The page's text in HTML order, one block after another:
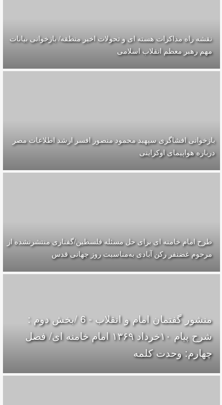
نقشه راه مذاکرات هسته ای و تحولات اخیر منطقه/ بازخوانی بیانات
مهم رهبر معظم انقلاب اسلامی
بازخوانی افشاگری سپهبد محمود منصور افسر ارشد اطلاعات مصر
درباره هواپیمای اوکراینی
طرح امام خامنه ای برای حل مسئله‌ فلسطین/گفتاری منتشرنشده از
مرحوم غضنفر رکن آبادی به‌مناسبت روز جهانی قدس
منشور گفتمان امام و انقلاب - 6 /بخش دوم :
شرح پیام ۱۰خرداد ۱۳۶۹ امام خامنه ای/ فصل
چهارم: وحدت کلمه